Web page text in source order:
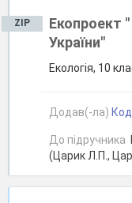
ZIP
Екопроект
України"
Екологія, 10
Додав(-ла)
До підручника
(Царик Л.П.,